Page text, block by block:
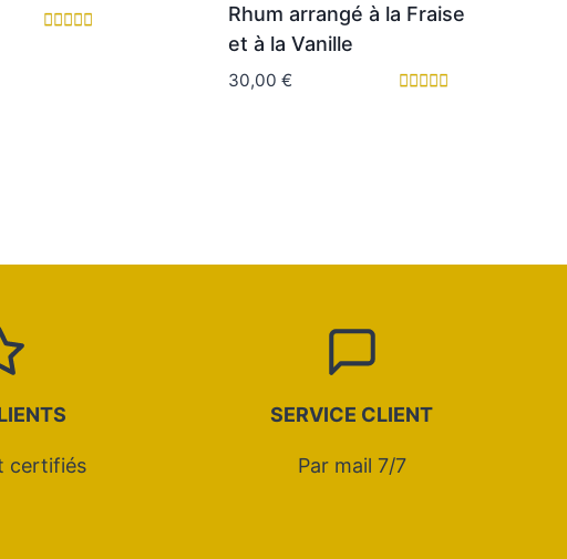
Rhum arrangé à la Fraise
et à la Vanille
30,00 €
certifiés
SERVICE CLIENT
Par mail 7/7